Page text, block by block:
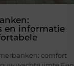
en informatie
comfort